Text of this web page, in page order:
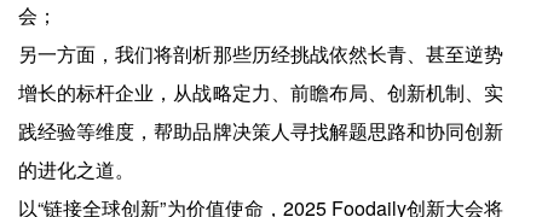
会；
另一方面，我们将剖析那些历经挑战依然长青、甚至逆势
增长的标杆企业，从战略定力、前瞻布局、创新机制、实
践经验等维度，帮助品牌决策人寻找解题思路和协同创新
的进化之道。
以“链接全球创新”为价值使命，2025 Foodaily创新大会将